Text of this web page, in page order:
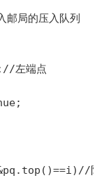
局的压入队列
左端点
队